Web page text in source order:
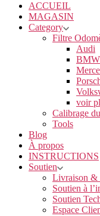
ACCUEIL
MAGASIN
Category
Filtre
Audi
BMW
voir
Calibrage
Tools
Blog
À propos
INSTRUCTIONS
Soutien
Livraison &
Soutien à
Soutien
Espace